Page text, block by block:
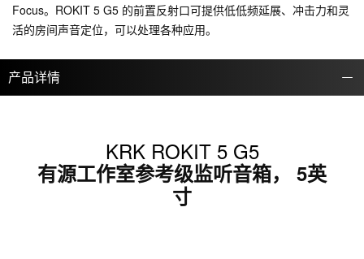
Focus。ROKIT 5 G5 的前置反射口可提供低低频延展、冲击力和灵
活的房间声音定位，可以处理各种应用。
产品详情
KRK ROKIT 5 G5
有源工作室参考级监听音箱， 5英
寸